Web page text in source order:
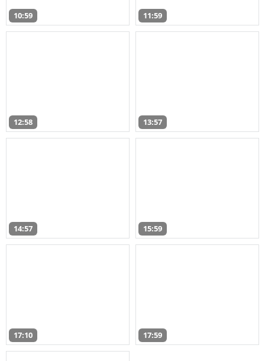
10:59 11:59
12:58 13:57
14:57 15:59
17:10 17:59